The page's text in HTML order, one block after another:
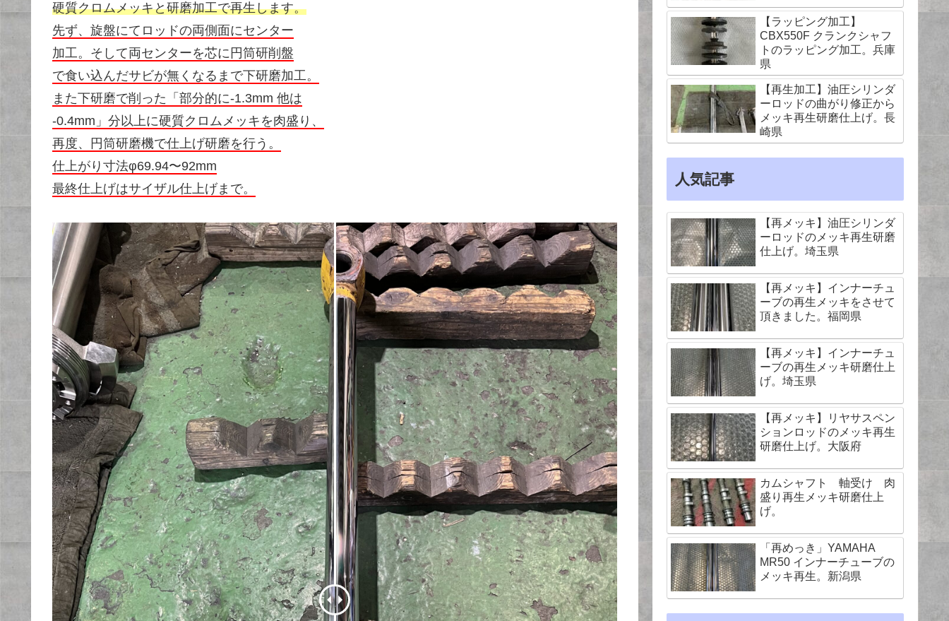
硬質クロムメッキと研磨加工で再生します。
先ず、旋盤にてロッドの両側面にセンター
加工。そして両センターを芯に円筒研削盤
で食い込んだサビが無くなるまで下研磨加工。
また下研磨で削った「部分的に-1.3mm 他は
-0.4mm」分以上に硬質クロムメッキを肉盛り、
再度、円筒研磨機で仕上げ研磨を行う。
仕上がり寸法φ69.94〜92mm
最終仕上げはサイザル仕上げまで。
【ラッピング加工】
CBX550F クランクシャフ
トのラッピング加工。兵庫
県
【再生加工】油圧シリンダ
ーロッドの曲がり修正から
メッキ再生研磨仕上げ。長
崎県
人気記事
【再メッキ】油圧シリンダ
ーロッドのメッキ再生研磨
仕上げ。埼玉県
【再メッキ】インナーチュ
ーブの再生メッキをさせて
頂きました。福岡県
【再メッキ】インナーチュ
ーブの再生メッキ研磨仕上
げ。埼玉県
【再メッキ】リヤサスペン
ションロッドのメッキ再生
研磨仕上げ。大阪府
カムシャフト 軸受け 肉
盛り再生メッキ研磨仕上
げ。
「再めっき」YAMAHA
MR50 インナーチューブの
メッキ再生。新潟県